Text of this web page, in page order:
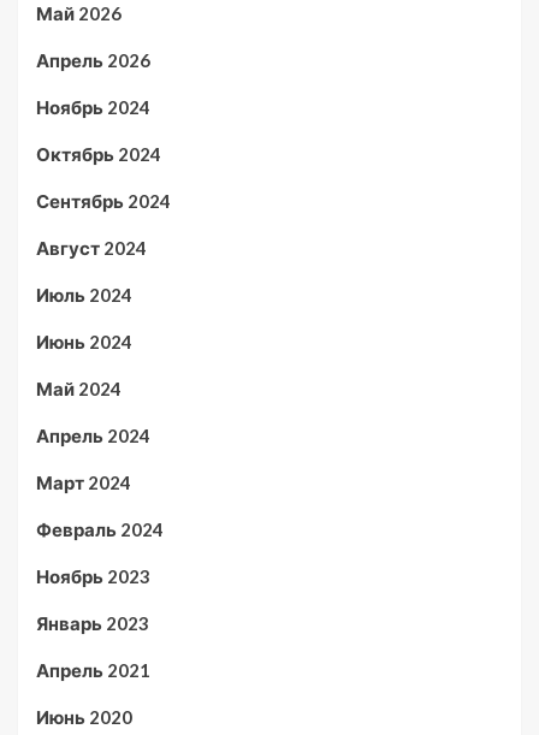
Май 2026
Апрель 2026
Ноябрь 2024
Октябрь 2024
Сентябрь 2024
Август 2024
Июль 2024
Июнь 2024
Май 2024
Апрель 2024
Март 2024
Февраль 2024
Ноябрь 2023
Январь 2023
Апрель 2021
Июнь 2020